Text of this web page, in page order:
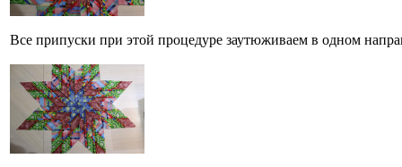
Все припуски при этой процедуре заутюживаем в одном